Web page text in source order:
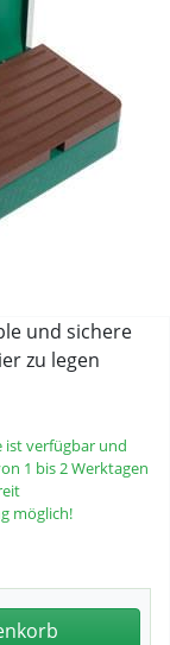
Eier
und sichere
zu legen
ist verfügbar und
1 bis 2 Werktagen
möglich!